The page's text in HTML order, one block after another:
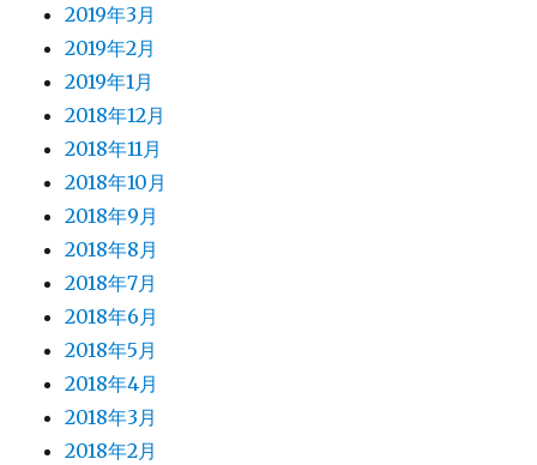
2019年3月
2019年2月
2019年1月
2018年12月
2018年11月
2018年10月
2018年9月
2018年8月
2018年7月
2018年6月
2018年5月
2018年4月
2018年3月
2018年2月